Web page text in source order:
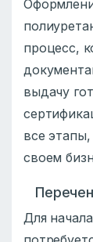
процесс,
выдачу
все
своем
Для